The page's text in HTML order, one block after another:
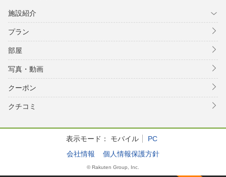
施設紹介
プラン
部屋
写真・動画
クーポン
クチコミ
表示モード： モバイル
PC
会社情報
個人情報保護方針
© Rakuten Group, Inc.